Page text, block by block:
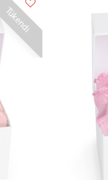
Tükendi